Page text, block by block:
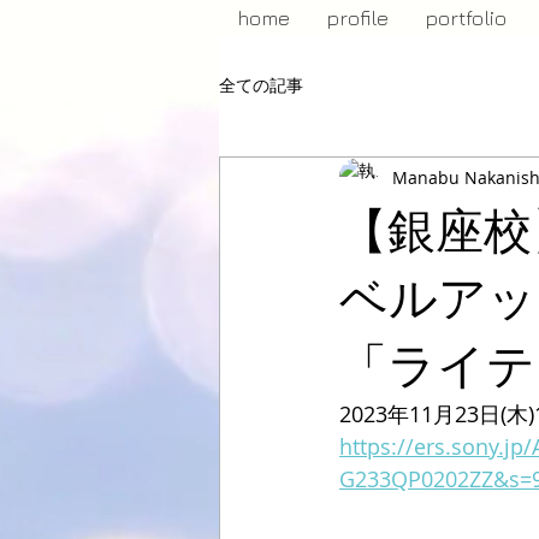
home profile portfolio
全ての記事
【銀座
ベルア
「ライ
Manabu
2023年11月23日(木
https://ers.sony.jp/